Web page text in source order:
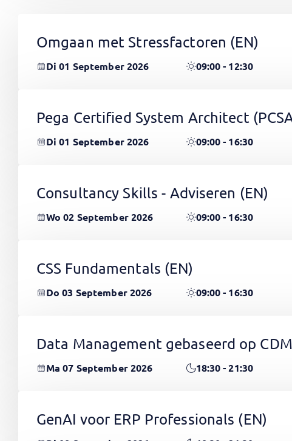
Omgaan met Stressfactoren (EN)
Di 01 September 2026 09:00 - 12:30
Pega Certified System Architect
Di 01 September 2026 09:00 - 16:30
Consultancy Skills - Adviseren (EN)
Wo 02 September 2026 09:00 - 16:30
CSS Fundamentals (EN)
Do 03 September 2026 09:00 - 16:30
Data Management gebaseerd op
Ma 07 September 2026 18:30 - 21:30
GenAI voor ERP Professionals (EN)